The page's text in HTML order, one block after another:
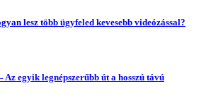
lesz több ügyfeled kevesebb videózással?
Az egyik legnépszerűbb út a hosszú távú